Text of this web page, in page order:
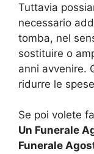
Tuttavia
necessario
tomba, nel
sostituire o
anni avvenire.
ridurre le
Se poi volete
Un Funerale
Funerale